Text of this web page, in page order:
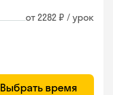
от 2282 ₽ / урок
Выбрать время